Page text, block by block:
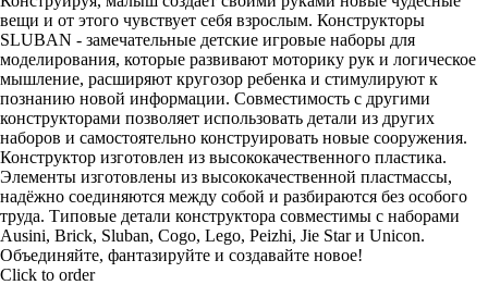
вещи и от этого чувствует себя взрослым. Конструкторы
SLUBAN - замечательные детские игровые наборы для
моделирования, которые развивают моторику рук и логическое
мышление, расширяют кругозор ребенка и стимулируют к
познанию новой информации. Совместимость с другими
конструкторами позволяет использовать детали из других
наборов и самостоятельно конструировать новые сооружения.
Конструктор изготовлен из высококачественного пластика.
Элементы изготовлены из высококачественной пластмассы,
надёжно соединяются между собой и разбираются без особого
труда. Типовые детали конструктора совместимы с наборами
Ausini, Brick, Sluban, Cogo, Lego, Peizhi, Jie Star и Unicon.
Объединяйте, фантазируйте и создавайте новое!
Click to order